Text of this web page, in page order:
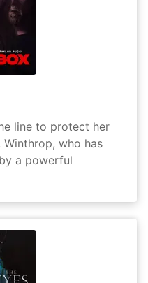
line to protect her
who has
a powerful